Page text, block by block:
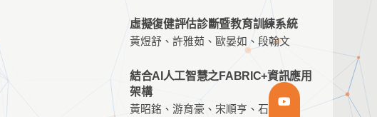
虛擬復健評估診斷暨教育訓練系統
黃煜舒、許雅茹、歐晏如、段翰文
結合AI人工智慧之FABRIC+資訊應用
架構
黃昭銘、游育豪、宋順亨、石賢明